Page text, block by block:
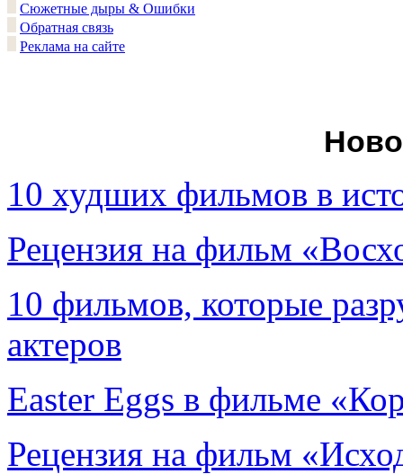
Сюжетные дыры & Ошибки
Обратная связь
Реклама на сайте
10 худших фильмов в
Рецензия на фильм
10 фильмов, которые
актеров
Easter Eggs в фильме
Рецензия на фильм